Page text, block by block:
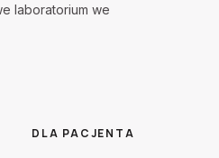
laboratorium we
DLA PACJENTA